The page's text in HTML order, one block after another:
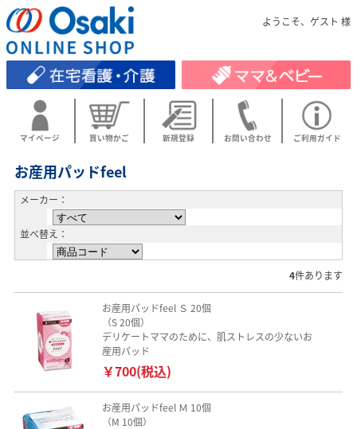
ようこそ、ゲスト 様
マイページ 買い物かご 新規登録 お問い合わせ ご利用ガイド
お産用パッドfeel
メーカー：
並べ替え：
4件あります
お産用パッドfeel Ｓ 20個
（S 20個）
デリケートママのために、肌ストレスの少ないお
産用パッド
￥700(税込)
お産用パッドfeel Ｍ 10個
（M 10個）